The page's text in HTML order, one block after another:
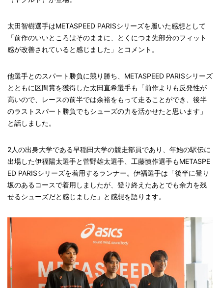
太田智樹選手はMETASPEED PARISシリーズを履いた感想として
「前作のいいところはそのままに、とくにつま先部分のフィット
感が改善されていると感じました」とコメント。
他選手とのスパート勝負に競り勝ち、METASPEED PARISシリーズ
とともに区間賞を獲得した太田直希選手も「前作よりも反発性が
高いので、レースの前半では余裕をもって走ることができ、後半
のラストスパート勝負でもシューズの力を活かせたと思います」
と話しました。
2人の出身大学である早稲田大学の競走部員であり、年始の駅伝に
出場した伊福陽太選手と菅野雄太選手、工藤慎作選手もMETASPE
ED PARISシリーズを着用するランナー。伊福選手は「後半に登り
坂のあるコースで着用しましたが、登り終えたあとでも余力を残
せるシューズだと感じました」と感想を語ります。